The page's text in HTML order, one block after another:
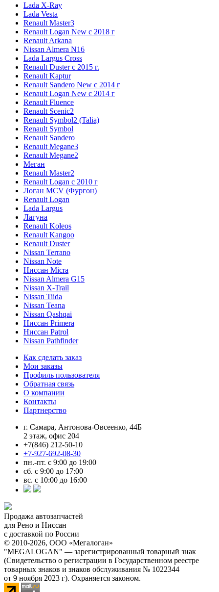
Lada X-Ray
Lada Vesta
Renault Master3
Renault Logan New с 2018 г
Renault Arkana
Nissan Almera N16
Lada Largus Cross
Renault Duster с 2015 г.
Renault Kaptur
Renault Sandero New с 2014 г
Renault Logan New с 2014 г
Renault Fluence
Renault Scenic2
Renault Symbol2 (Talia)
Renault Symbol
Renault Sandero
Renault Megane3
Renault Megane2
Меган
Renault Master2
Renault Logan c 2010 г
Логан МСV (Фургон)
Renault Logan
Lada Largus
Лагуна
Renault Koleos
Renault Kangoo
Renault Duster
Nissan Terrano
Nissan Note
Ниссан Micra
Nissan Almera G15
Nissan X-Trail
Nissan Tiida
Nissan Teana
Nissan Qashqai
Ниссан Primera
Ниссан Patrol
Nissan Pathfinder
Как сделать заказ
Мои заказы
Профиль пользователя
Обратная связь
О компании
Контакты
Партнерство
г. Самара, Антонова-Овсеенко, 44Б
2 этаж, офис 204
+7(846) 212-50-10
+7-927-692-08-30
пн.-пт. с 9:00 до 19:00
сб. с 9:00 до 17:00
вс. с 10:00 до 16:00
Продажа автозапчастей
для Рено и Ниссан
с доставкой по России
© 2010-2026, ООО «Мегалоган»
"MEGALOGAN" — зарегистрированный товарный знак
(Свидетельство о регистрации в Государственном реестре
товарных знаков и знаков обслуживания № 1022344
от 9 ноября 2023 г). Охраняется законом.